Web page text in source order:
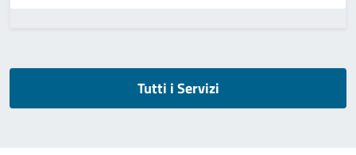
Tutti i Servizi